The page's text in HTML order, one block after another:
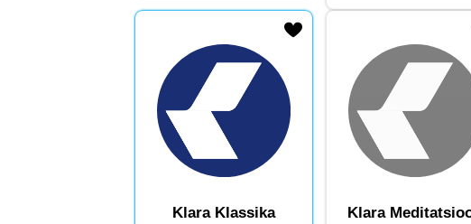
Klara Klassika Klara
lemmikute hulkaLisa raadiojaam lemmikute hulkaLisa raadiojaam